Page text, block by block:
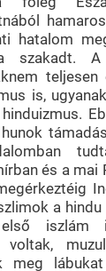
hatalom
szakadt.
teljesen
is,
és a mai
a
iszlám
voltak,
meg